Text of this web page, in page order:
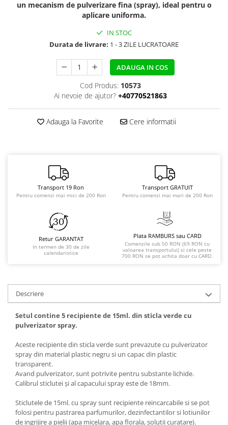
un mecanism de pulverizare fina (spray), ideal pentru o
aplicare uniforma.
IN STOC
Durata de livrare: 1 - 3 ZILE LUCRATOARE
ADAUGA IN COS
Cod Produs: 10573
Ai nevoie de ajutor? +40770521863
Adauga la Favorite Cere informatii
Transport 19 Ron
Pentru comenzi mai mici de 200 Ron
Transport GRATUIT
Pentru comenzi mai mari de 200 Ron
Retur GARANTAT
In termen de 30 de zile
calendaristice
Plata RAMBURS sau CARD
Comenzile sub 50 RON (69 RON cu
valoarea transportului) si cele peste
700 RON se pot achita doar cu CARD.
Descriere
Setul contine 5 recipiente de 15ml. din sticla verde cu
pulverizator spray.
Aceste recipiente din sticla verde sunt prevazute cu pulverizator
spray din material plastic negru si un capac din plastic
transparent.
Avand pulverizator, sunt potrivite pentru substante lichide.
Calibrul sticlutei și al capacului spray este de 18mm.
Sticlutele de 15ml. cu spray sunt recipiente reincarcabile si se pot
folosi pentru pastrarea parfumurilor, dezinfectantilor si lotiunilor
de ingrijire a pielii (apa micelara, apa florala, solutii curatare).